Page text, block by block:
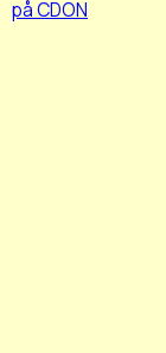
på CDON